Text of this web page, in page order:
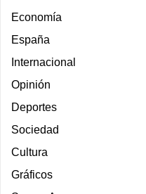
Economía
España
Internacional
Opinión
Deportes
Sociedad
Cultura
Gráficos